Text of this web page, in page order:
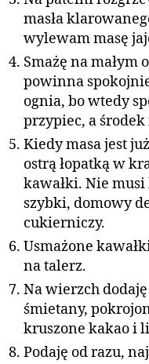
masła
wylewam masę
Smażę na małym
powinna
ognia, bo wtedy
przypiec, a
Kiedy masa jest
ostrą łopatką w
kawałki. Nie
szybki, domowy
cukierniczy.
Usmażone
na talerz.
Na wierzch
śmietany,
kruszone kakao i
Podaję od razu,